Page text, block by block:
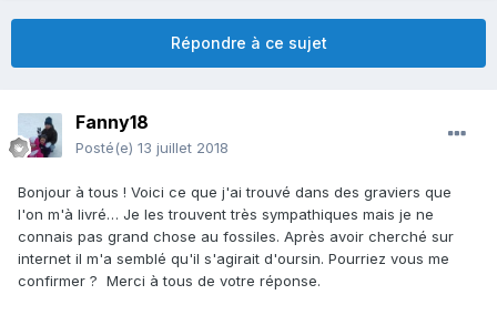
Répondre à ce sujet
Fanny18
Posté(e) 13 juillet 2018
Bonjour à tous ! Voici ce que j'ai trouvé dans des graviers que
l'on m'à livré… Je les trouvent très sympathiques mais je ne
connais pas grand chose au fossiles. Après avoir cherché sur
internet il m'a semblé qu'il s'agirait d'oursin. Pourriez vous me
confirmer ? Merci à tous de votre réponse.